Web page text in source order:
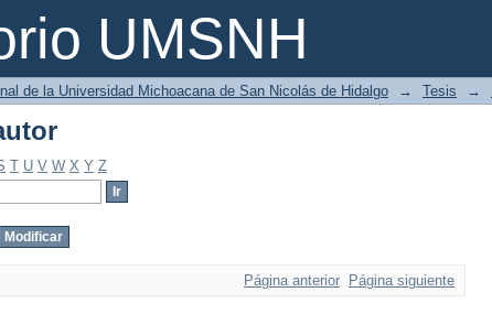
UMSNH
de la Universidad Michoacana de San Nicolás de Hidalgo → Tesis →
T U V W X Y Z
Página anterior Página siguiente